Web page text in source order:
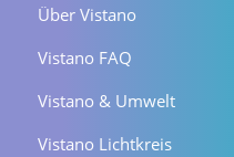
Über Vistano
Vistano FAQ
Vistano & Umwelt
Vistano Lichtkreis